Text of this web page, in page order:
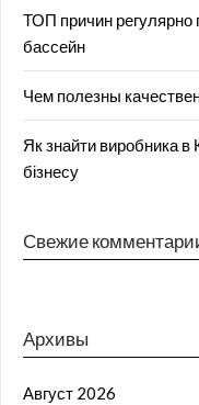
ТОП причин
бассейн
Чем полезны
Як знайти виробника в
бізнесу
Свежие
Архивы
Август 2026